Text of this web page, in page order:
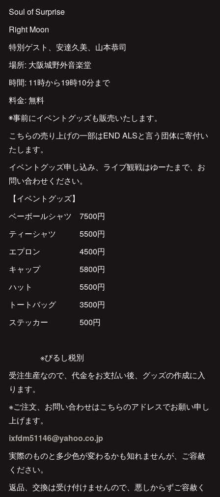
Soul of Surprise
Right Moon
特別ゲスト、安達久美、山本恭司
場所: 大阪城野外音楽堂
時間: 11時から19時10分まで
料金: 無料
◉事前にイベントグッズも販売いたします。
こちらの売り上げの一部はEND ALSと言う団体に寄付い
たします。
イベントグッズ申し込み、ライブ観戦はゆーたまで、お
問い合わせください。
【イベントグッズ】
ベーボールシャツ 7500円
ティーシャツ 5500円
エプロン 4500円
キャップ 5800円
ハット 5500円
トートバッグ 3500円
ステッカー 500円
※びるし税別
受注生産なので、代金をお支払い後、グッズの作成に入
ります。
※ご注文、お問い合わせはこちらのアドレスでお願い申し
上げます。
ixfdm51146@yahoo.co.jp
実際のものと多少色が変わるかも知れませんが、ご容赦
ください。
返品、交換は受け付けませんので、悪しからずご容赦く